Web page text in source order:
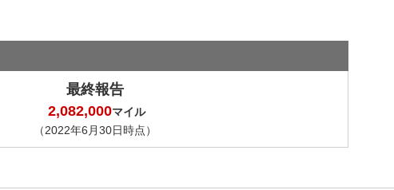
最終報告
2,082,000マイル
（2022年6月30日時点）